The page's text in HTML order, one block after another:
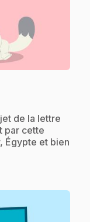
de la lettre
par cette
Égypte et bien